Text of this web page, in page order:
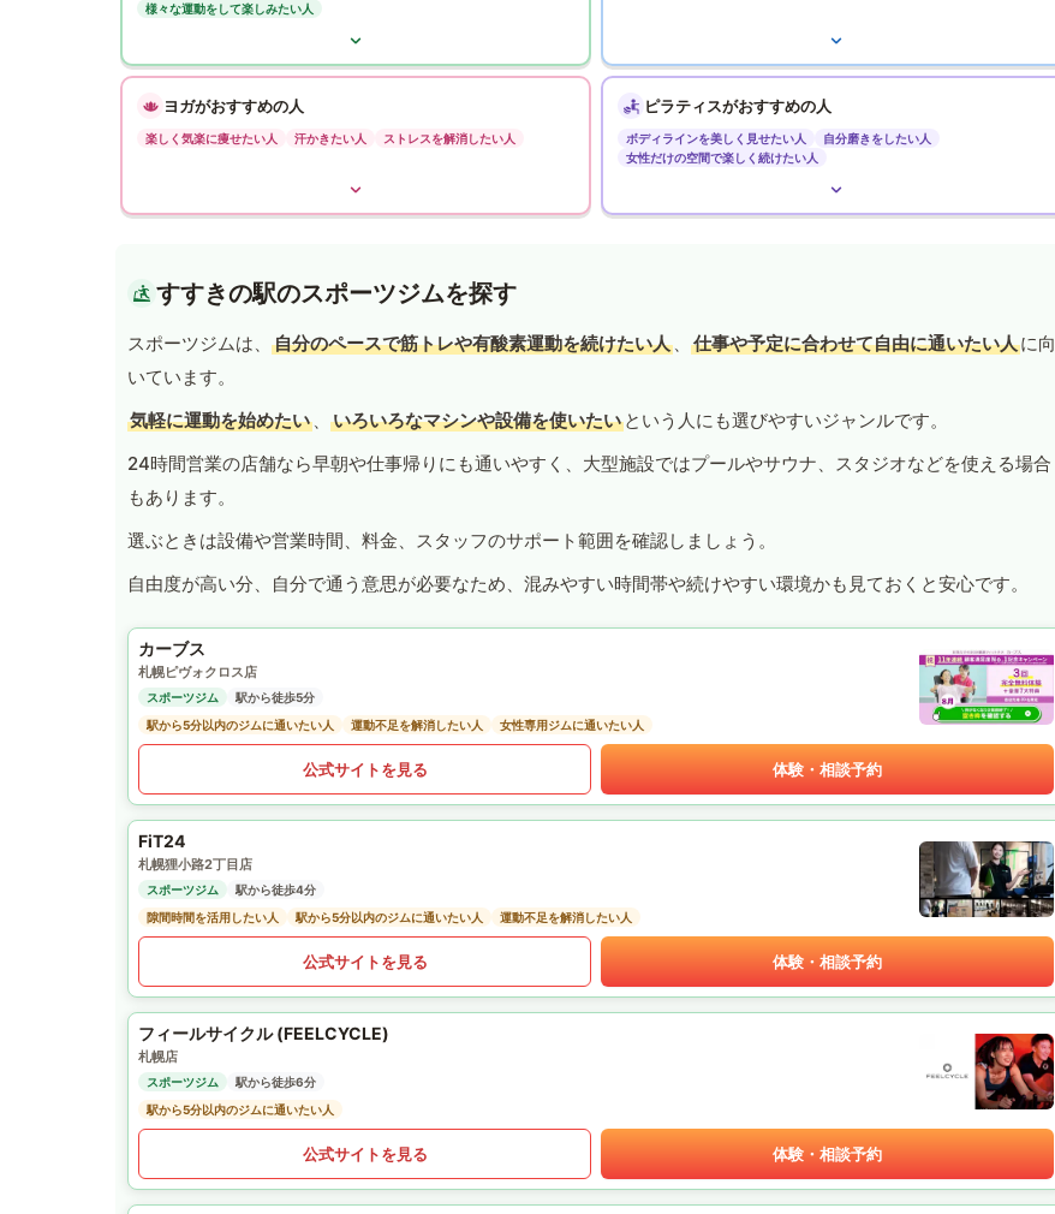
様々な運動をして楽しみたい人
ヨガがおすすめの人
楽しく気楽に痩せたい人 汗かきたい人 ストレスを解消したい人
ピラティスがおすすめの人
ボディラインを美しく見せたい人
自分磨きをしたい人
女性だけの空間で楽しく続けたい人
すすきの駅のスポーツジムを探す
スポーツジムは、 自分のペースで筋トレや有酸素運動を続けたい人 、 仕事や予定に合わせて自由に通いたい人に向
いています。
気軽に運動を始めたい 、 いろいろなマシンや設備を使いたい という人にも選びやすいジャンルです。
24時間営業の店舗なら早朝や仕事帰りにも通いやすく、大型施設ではプールやサウナ、スタジオなどを使える場合
もあります。
選ぶときは設備や営業時間、料金、スタッフのサポート範囲を確認しましょう。
自由度が高い分、自分で通う意思が必要なため、混みやすい時間帯や続けやすい環境かも見ておくと安心です。
カーブス
札幌ピヴォクロス店
スポーツジム
駅から徒歩5分
駅から5分以内のジムに通いたい人
運動不足を解消したい人 女性専用ジムに通いたい人
公式サイトを見る 体験・相談予約
FiT24
札幌狸小路2丁目店
スポーツジム
駅から徒歩4分
隙間時間を活用したい人
駅から5分以内のジムに通いたい人 運動不足を解消したい人
公式サイトを見る 体験・相談予約
フィールサイクル (FEELCYCLE)
札幌店
スポーツジム
駅から徒歩6分
駅から5分以内のジムに通いたい人
公式サイトを見る 体験・相談予約